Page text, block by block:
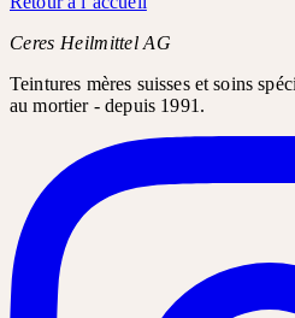
Ceres Heilmittel AG
Teintures mères suisses et soins
au mortier - depuis 1991.